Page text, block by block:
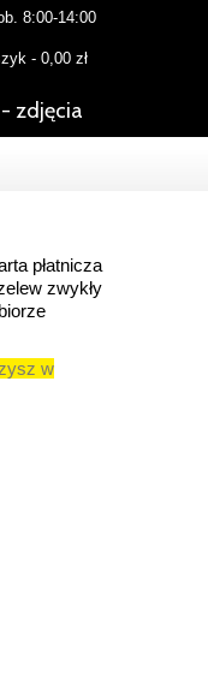
8:00-14:00
- 0,00 zł
zdjęcia
płatnicza
zwykły
w